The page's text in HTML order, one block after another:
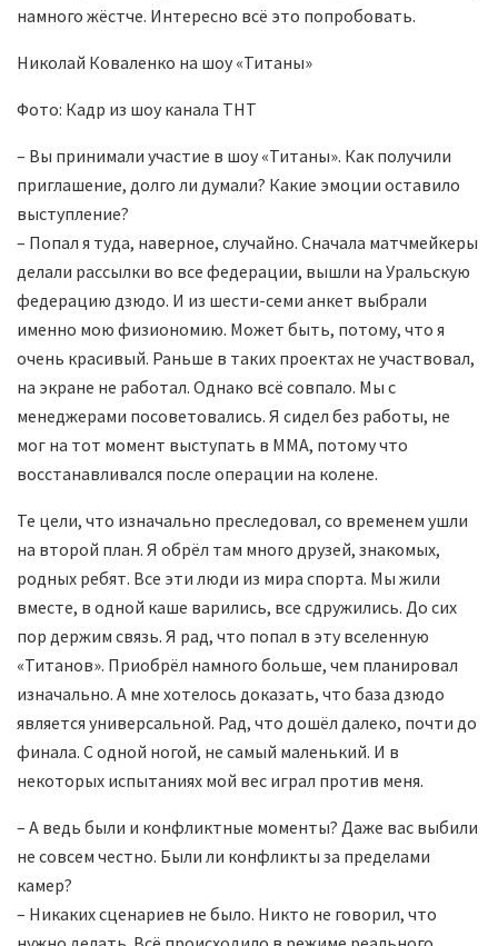
намного жёстче. Интересно всё это попробовать.
Николай Коваленко на шоу «Титаны»
Фото: Кадр из шоу канала ТНТ
– Вы принимали участие в шоу «Титаны». Как получили
приглашение, долго ли думали? Какие эмоции оставило
выступление?
– Попал я туда, наверное, случайно. Сначала матчмейкеры
делали рассылки во все федерации, вышли на Уральскую
федерацию дзюдо. И из шести-семи анкет выбрали
именно мою физиономию. Может быть, потому, что я
очень красивый. Раньше в таких проектах не участвовал,
на экране не работал. Однако всё совпало. Мы с
менеджерами посоветовались. Я сидел без работы, не
мог на тот момент выступать в MMA, потому что
восстанавливался после операции на колене.
Те цели, что изначально преследовал, со временем ушли
на второй план. Я обрёл там много друзей, знакомых,
родных ребят. Все эти люди из мира спорта. Мы жили
вместе, в одной каше варились, все сдружились. До сих
пор держим связь. Я рад, что попал в эту вселенную
«Титанов». Приобрёл намного больше, чем планировал
изначально. А мне хотелось доказать, что база дзюдо
является универсальной. Рад, что дошёл далеко, почти до
финала. С одной ногой, не самый маленький. И в
некоторых испытаниях мой вес играл против меня.
– А ведь были и конфликтные моменты? Даже вас выбили
не совсем честно. Были ли конфликты за пределами
камер?
– Никаких сценариев не было. Никто не говорил, что